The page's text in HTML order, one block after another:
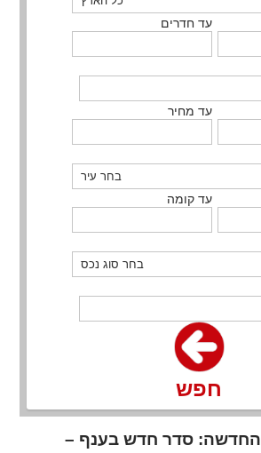
עד חדרים
עד מחיר
עד קומה
חפש
החדשה: סדר חדש בענף –